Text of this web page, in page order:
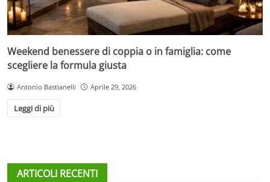
Weekend benessere di coppia o in famiglia: come
scegliere la formula giusta
Antonio Bastianelli Aprile 29, 2026
Leggi di più
ARTICOLI RECENTI